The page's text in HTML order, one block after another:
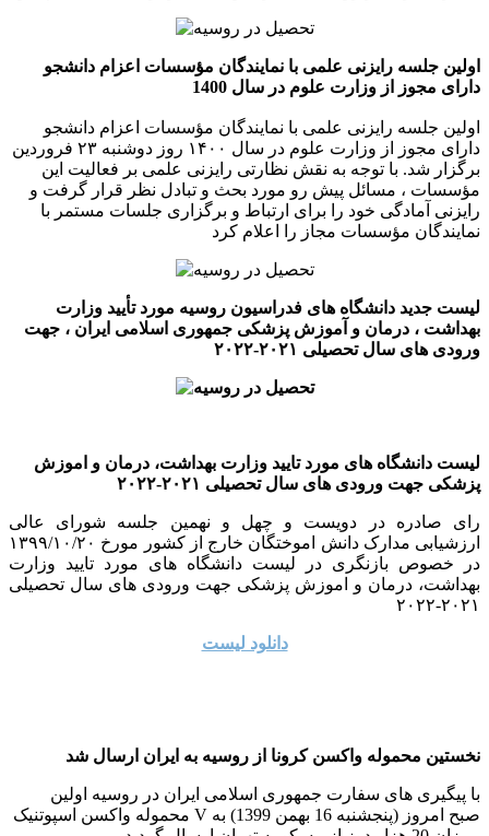
اولین جلسه رایزنی علمی با نمایندگان مؤسسات اعزام دانشجو
دارای مجوز از وزارت علوم در سال 1400
اولین جلسه رایزنی علمی با نمایندگان مؤسسات اعزام دانشجو
دارای مجوز از وزارت علوم در سال ۱۴۰۰ روز دوشنبه ۲۳ فروردین
برگزار شد. با توجه به نقش نظارتی رایزنی علمی بر فعالیت این
مؤسسات ، مسائل پیش رو مورد بحث و تبادل نظر قرار گرفت و
رایزنی آمادگی خود را برای ارتباط و برگزاری جلسات مستمر با
نمایندگان مؤسسات مجاز را اعلام کرد
لیست جدید دانشگاه های فدراسیون روسیه مورد تأیید وزارت
بهداشت ، درمان و آموزش پزشکی جمهوری اسلامی ایران ، جهت
ورودی های سال تحصیلی ۲۰۲۱-۲۰۲۲
لیست دانشگاه های مورد تایید وزارت بهداشت، درمان و اموزش
پزشکی جهت ورودی های سال تحصیلی ۲۰۲۱-۲۰۲۲
رای صادره در دویست و چهل و نهمین جلسه شورای عالی
ارزشیابی مدارک دانش اموختگان خارج از کشور مورخ ۱۳۹۹/۱۰/۲۰
در خصوص بازنگری در لیست دانشگاه های مورد تایید وزارت
بهداشت، درمان و اموزش پزشکی جهت ورودی های سال تحصیلی
۲۰۲۱-۲۰۲۲
دانلود لیست
نخستین محموله واکسن کرونا از روسیه به ایران ارسال شد
با پیگیری های سفارت جمهوری اسلامی ایران در روسیه اولین
محموله واکسن اسپوتنیک V صبح امروز (پنجشنبه 16 بهمن 1399) به